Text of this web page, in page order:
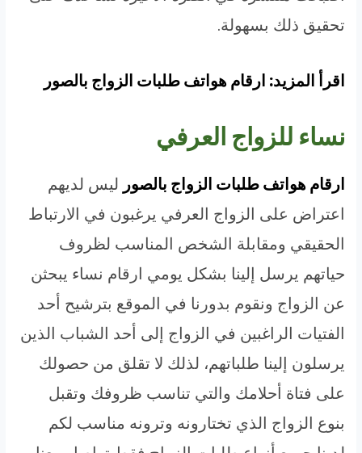
تحقيق ذلك بسهولة.
اقرأ المزيد: ارقام هواتف طلبات الزواج بالصور
نساء للزواج العرفي
ارقام هواتف طلبات الزواج بالصور ليس لديهم
اعتراض على الزواج العرفي يرغبون في الارتباط
الحقيقي ومقابلة الشخص المناسب لظروف
حياتهم يرسل إلينا بشكل يومي ارقام نساء يبحثن
عن الزواج ونقوم بدورنا في الموقع بترشيح أحد
الفتيات الراغبين في الزواج إلى أحد الشباب الذين
يرسلون إلينا طلباتهم، لذلك لا تقلق من حصولك
على فتاة أحلامك والتي تناسب ظروفك وتقبل
بنوع الزواج الذي تختارونه وترونه مناسب لكم